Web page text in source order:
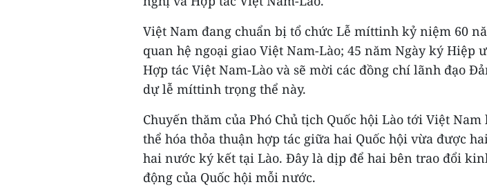
Việt Nam đang chuẩn bị tổ chức Lễ míttinh kỷ niệm 60
quan hệ ngoại giao Việt Nam-Lào; 45 năm Ngày ký Hiệp
Hợp tác Việt Nam-Lào và sẽ mời các đồng chí lãnh đạo
dự lễ míttinh trọng thể này.
Chuyến thăm của Phó Chủ tịch Quốc hội Lào tới Việt
thể hóa thỏa thuận hợp tác giữa hai Quốc hội vừa được
hai nước ký kết tại Lào. Đây là dịp để hai bên trao đổi
động của Quốc hội mỗi nước.